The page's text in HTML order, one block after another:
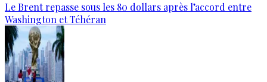
Le Brent repasse sous les 80 dollars après l’accord entre
Washington et Téhéran